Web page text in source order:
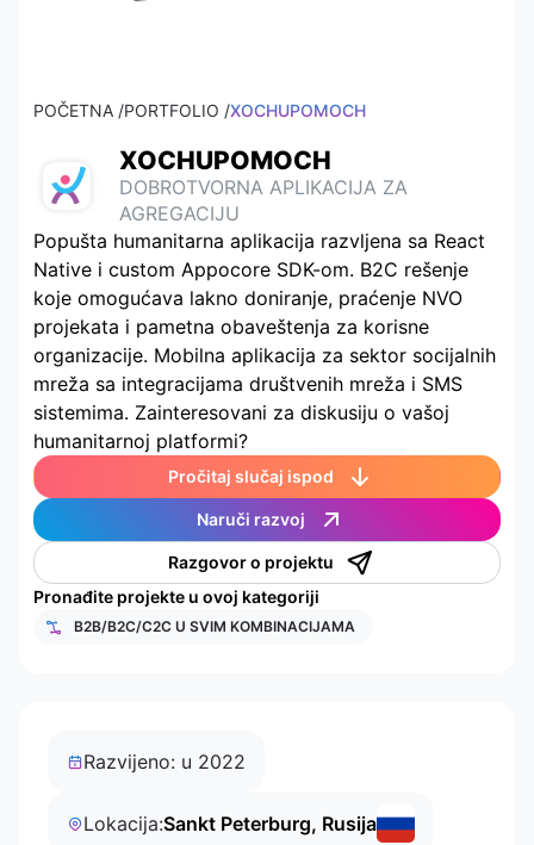
POČETNA /PORTFOLIO /XOCHUPOMOCH
XOCHUPOMOCH
DOBROTVORNA APLIKACIJA ZA
AGREGACIJU
Popušta humanitarna aplikacija razvljena sa React
Native i custom Appocore SDK-om. B2C rešenje
koje omogućava lakno doniranje, praćenje NVO
projekata i pametna obaveštenja za korisne
organizacije. Mobilna aplikacija za sektor socijalnih
mreža sa integracijama društvenih mreža i SMS
sistemima. Zainteresovani za diskusiju o vašoj
humanitarnoj platformi?
Pročitaj slučaj ispod
Naruči razvoj
Razgovor o projektu
Pronađite projekte u ovoj kategoriji
B2B/B2C/C2C U SVIM KOMBINACIJAMA
Razvijeno: u 2022
Lokacija:Sankt Peterburg, Rusija